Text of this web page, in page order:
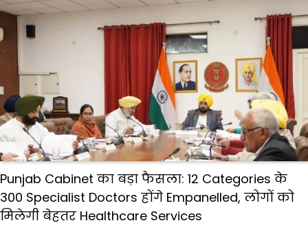
Punjab Cabinet का बड़ा फैसला: 12 Categories के
300 Specialist Doctors होंगे Empanelled, लोगों को
मिलेगी बेहतर Healthcare Services